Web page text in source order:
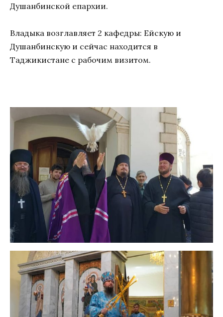
Душанбинской епархии.
Владыка возглавляет 2 кафедры: Ейскую и
Душанбинскую и сейчас находится в
Таджикистане с рабочим визитом.